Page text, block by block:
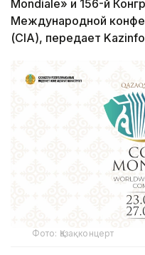
Mondiale» и 156-й
Международной
(CIA), передает
Фото: Қазақконцерт